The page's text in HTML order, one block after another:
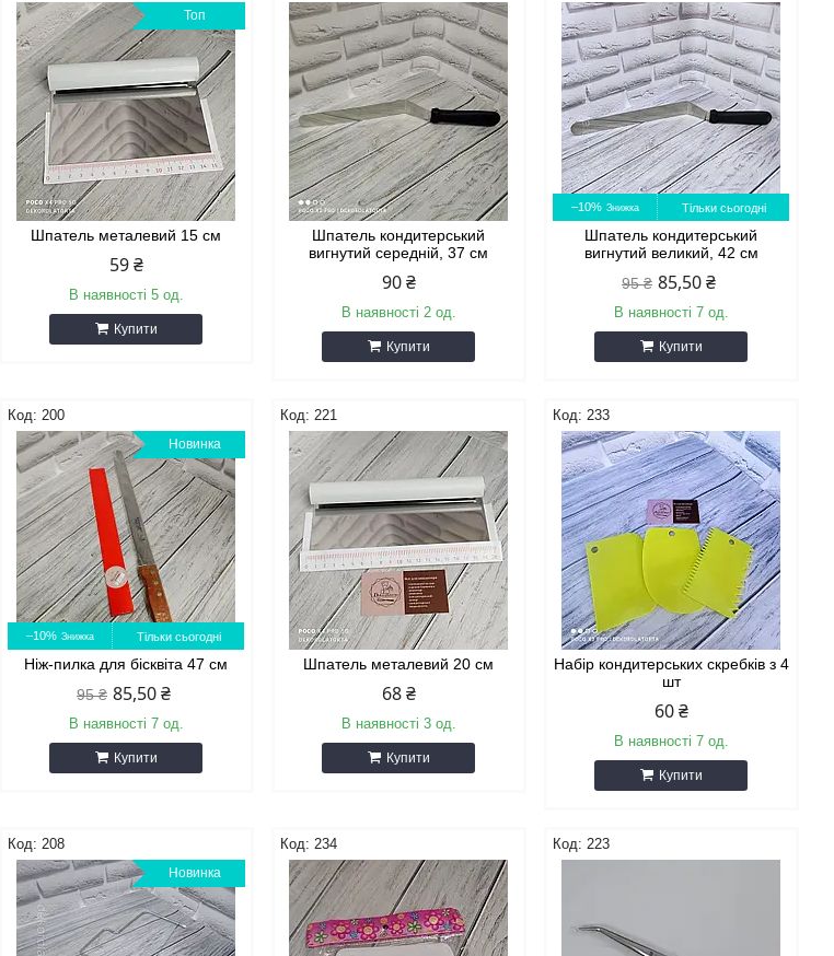
Топ
Шпатель металевий 15 см
59 ₴
В наявності 5 од.
Купити
Шпатель кондитерський
вигнутий середній, 37 см
90 ₴
В наявності 2 од.
Купити
–10% Тільки сьогодні
Шпатель кондитерський
вигнутий великий, 42 см
95 ₴ 85,50 ₴
В наявності 7 од.
Купити
200
Новинка
–10% Тільки сьогодні
Ніж-пилка для бісквіта 47 см
95 ₴ 85,50 ₴
В наявності 7 од.
Купити
221
Шпатель металевий 20 см
68 ₴
В наявності 3 од.
Купити
233
Набір кондитерських скребків з 4
шт
60 ₴
В наявності 7 од.
Купити
208
Новинка
234 223